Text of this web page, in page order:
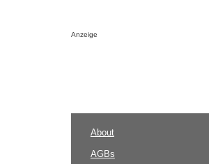
Anzeige
About
AGBs